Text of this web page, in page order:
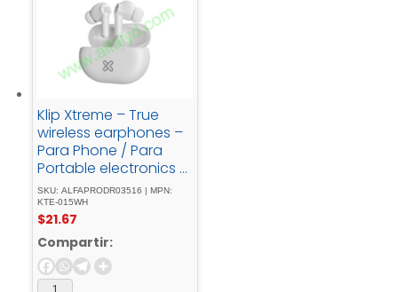
Klip Xtreme – True
wireless earphones –
Para Phone / Para
Portable electronics /
Para Tablet -
Wireless17Hrs - IPX -
White
SKU: ALFAPRODR03516 | MPN:
KTE-015WH
$21.67
Compartir: